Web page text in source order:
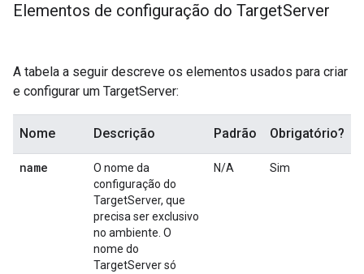
Elementos de configuração do TargetServer
A tabela a seguir descreve os elementos usados para criar
e configurar um TargetServer:
Nome Descrição Padrão Obrigatório?
name
O nome da
configuração do
TargetServer, que
precisa ser exclusivo
no ambiente. O
nome do
TargetServer só
N/A Sim